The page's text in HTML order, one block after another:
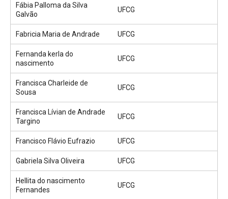
Fábia Palloma da Silva
Galvão
UFCG
Fabricia Maria de Andrade UFCG
Fernanda kerla do
nascimento
UFCG
Francisca Charleide de
Sousa
UFCG
Francisca Lívian de Andrade
Targino
UFCG
Francisco Flávio Eufrazio UFCG
Gabriela Silva Oliveira UFCG
Hellita do nascimento
Fernandes
UFCG